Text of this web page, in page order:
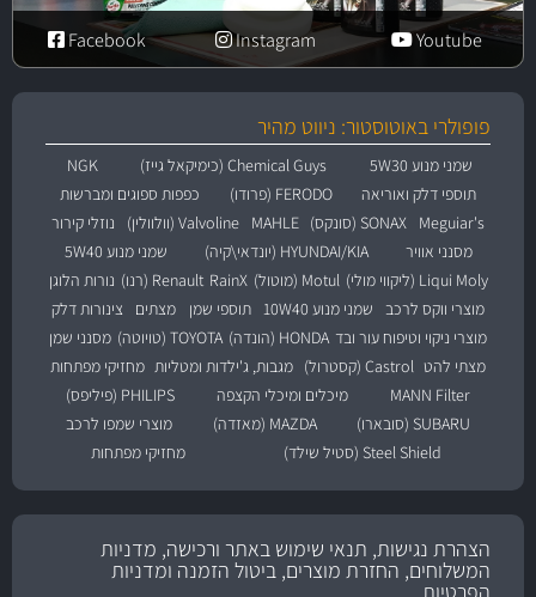
Youtube
Instagram
Facebook
פופולרי באוטוסטור: ניווט מהיר
שמני מנוע 5W30 Chemical Guys (כימיקאל גייז)
NGK
תוספי דלק ואוריאה
FERODO (פרודו)
כפפות ספוגים ומברשות
Meguiar's
SONAX (סונקס) MAHLE Valvoline (וולוולין)
נוזלי קירור
מסנני אוויר
HYUNDAI/KIA (יונדאי\קיה)
שמני מנוע 5W40
Liqui Moly (ליקווי מולי)
Motul (מוטול) RainX Renault (רנו)
נורות הלוגן
מוצרי ווקס לרכב
שמני מנוע 10W40 תוספי שמן מצתים
צינורות דלק
מוצרי ניקוי וטיפוח עור ובד HONDA (הונדה) TOYOTA (טויוטה)
מסנני שמן
מצתי להט Castrol (קסטרול) מגבות, ג'ילדות ומטליות מחזיקי מפתחות
MANN Filter
מיכלים ומיכלי הקצפה
PHILIPS (פיליפס)
SUBARU (סובארו)
MAZDA (מאזדה)
מוצרי שמפו לרכב
Steel Shield (סטיל שילד)
מחזיקי מפתחות
הצהרת נגישות, תנאי שימוש באתר ורכישה, מדניות
המשלוחים, החזרת מוצרים, ביטול הזמנה ומדניות